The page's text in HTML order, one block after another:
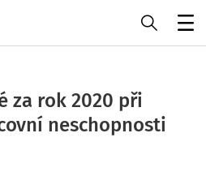
za rok 2020 při
neschopnosti